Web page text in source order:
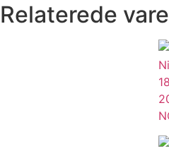
Relaterede